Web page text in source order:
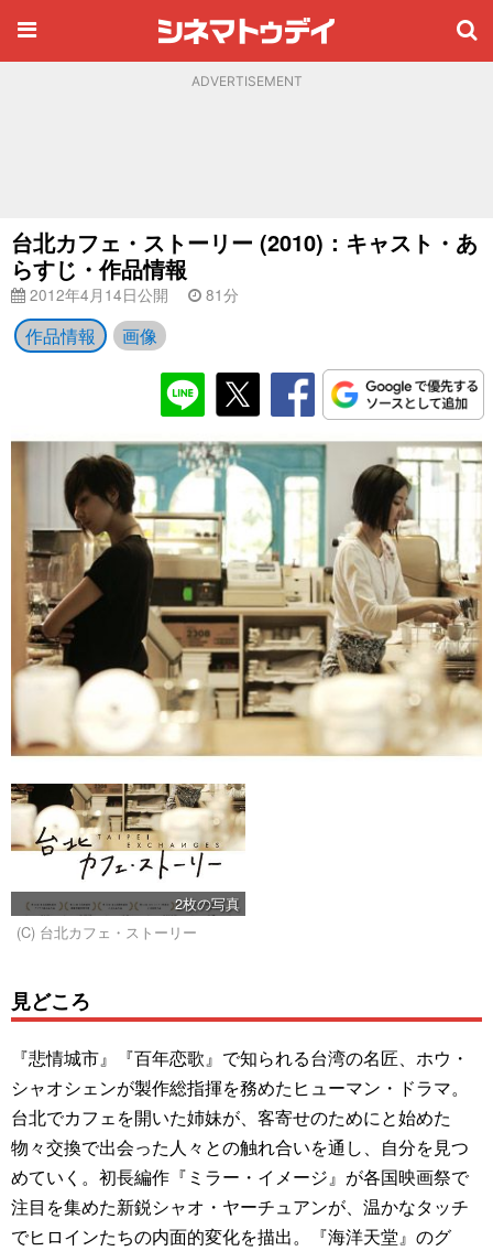
ADVERTISEMENT
台北カフェ・ストーリー (2010)：キャスト・あ
らすじ・作品情報
2012年4月14日公開 81分
作品情報 画像
2枚の写真
(C) 台北カフェ・ストーリー
見どころ
『悲情城市』『百年恋歌』で知られる台湾の名匠、ホウ・
シャオシェンが製作総指揮を務めたヒューマン・ドラマ。
台北でカフェを開いた姉妹が、客寄せのためにと始めた
物々交換で出会った人々との触れ合いを通し、自分を見つ
めていく。初長編作『ミラー・イメージ』が各国映画祭で
注目を集めた新鋭シャオ・ヤーチュアンが、温かなタッチ
でヒロインたちの内面的変化を描出。『海洋天堂』のグ